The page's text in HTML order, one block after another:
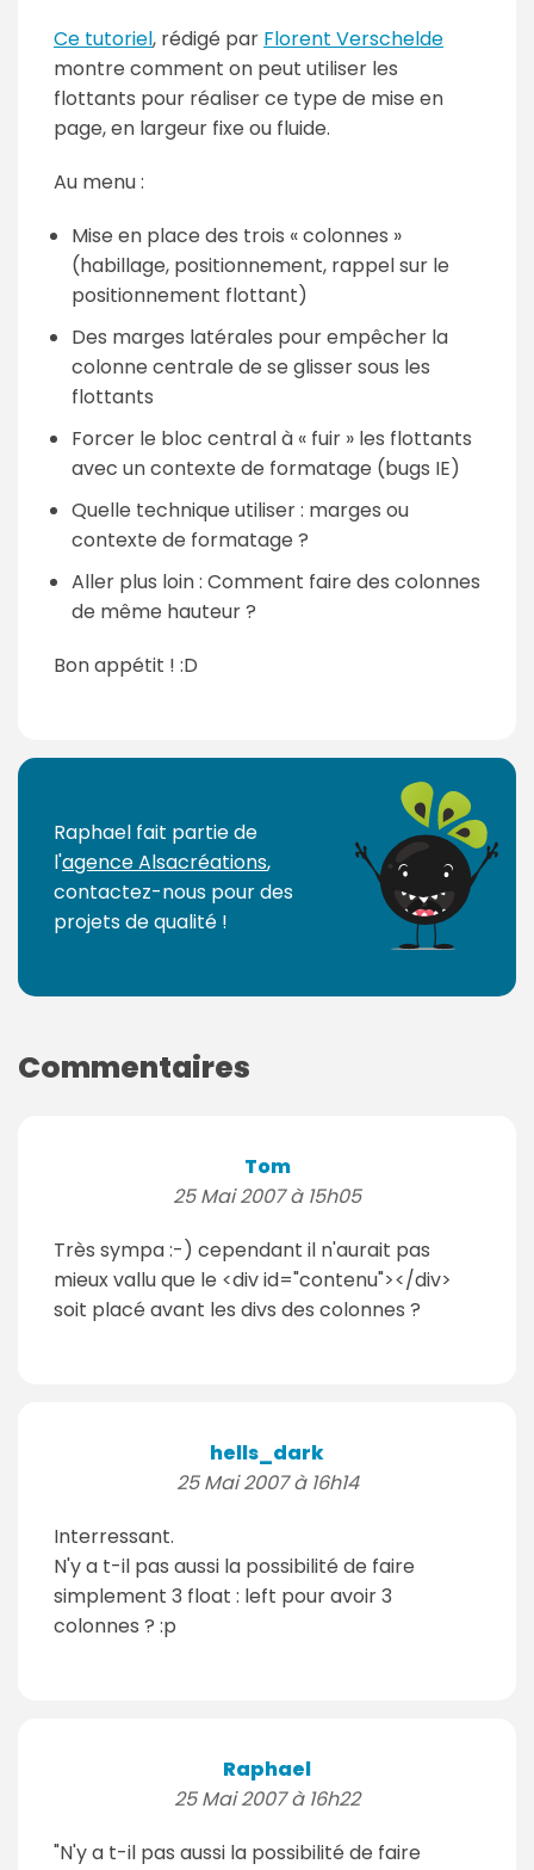
Ce tutoriel, rédigé par Florent Verschelde
montre comment on peut utiliser les
flottants pour réaliser ce type de mise en
page, en largeur fixe ou fluide.
Au menu :
Mise en place des trois « colonnes »
(habillage, positionnement, rappel sur le
positionnement flottant)
Des marges latérales pour empêcher la
colonne centrale de se glisser sous les
flottants
Forcer le bloc central à « fuir » les flottants
avec un contexte de formatage (bugs IE)
Quelle technique utiliser : marges ou
contexte de formatage ?
Aller plus loin : Comment faire des colonnes
de même hauteur ?
Bon appétit ! :D
Raphael fait partie de
l'agence Alsacréations,
contactez-nous pour des
projets de qualité !
Commentaires
Tom
25 Mai 2007 à 15h05
Très sympa :-) cependant il n'aurait pas
mieux vallu que le <div id="contenu"></div>
soit placé avant les divs des colonnes ?
hells_dark
25 Mai 2007 à 16h14
Interressant.
N'y a t-il pas aussi la possibilité de faire
simplement 3 float : left pour avoir 3
colonnes ? :p
Raphael
25 Mai 2007 à 16h22
"N'y a t-il pas aussi la possibilité de faire